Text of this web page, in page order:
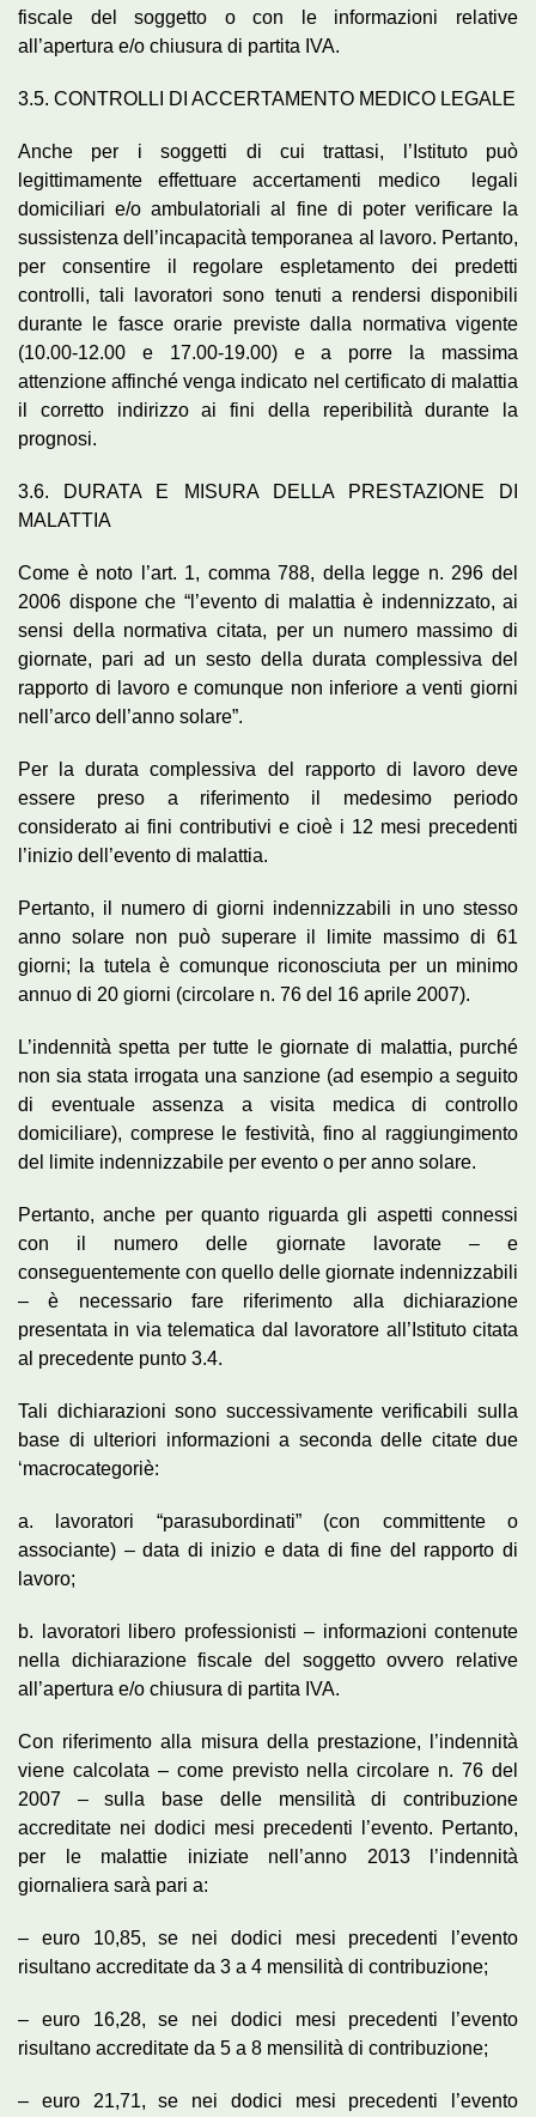
fiscale del soggetto o con le informazioni relative
all’apertura e/o chiusura di partita IVA.
3.5. CONTROLLI DI ACCERTAMENTO MEDICO LEGALE
Anche per i soggetti di cui trattasi, l’Istituto può
legittimamente effettuare accertamenti medico legali
domiciliari e/o ambulatoriali al fine di poter verificare la
sussistenza dell’incapacità temporanea al lavoro. Pertanto,
per consentire il regolare espletamento dei predetti
controlli, tali lavoratori sono tenuti a rendersi disponibili
durante le fasce orarie previste dalla normativa vigente
(10.00-12.00 e 17.00-19.00) e a porre la massima
attenzione affinché venga indicato nel certificato di malattia
il corretto indirizzo ai fini della reperibilità durante la
prognosi.
3.6. DURATA E MISURA DELLA PRESTAZIONE DI
MALATTIA
Come è noto l’art. 1, comma 788, della legge n. 296 del
2006 dispone che “l’evento di malattia è indennizzato, ai
sensi della normativa citata, per un numero massimo di
giornate, pari ad un sesto della durata complessiva del
rapporto di lavoro e comunque non inferiore a venti giorni
nell’arco dell’anno solare”.
Per la durata complessiva del rapporto di lavoro deve
essere preso a riferimento il medesimo periodo
considerato ai fini contributivi e cioè i 12 mesi precedenti
l’inizio dell’evento di malattia.
Pertanto, il numero di giorni indennizzabili in uno stesso
anno solare non può superare il limite massimo di 61
giorni; la tutela è comunque riconosciuta per un minimo
annuo di 20 giorni (circolare n. 76 del 16 aprile 2007).
L’indennità spetta per tutte le giornate di malattia, purché
non sia stata irrogata una sanzione (ad esempio a seguito
di eventuale assenza a visita medica di controllo
domiciliare), comprese le festività, fino al raggiungimento
del limite indennizzabile per evento o per anno solare.
Pertanto, anche per quanto riguarda gli aspetti connessi
con il numero delle giornate lavorate – e
conseguentemente con quello delle giornate indennizzabili
– è necessario fare riferimento alla dichiarazione
presentata in via telematica dal lavoratore all’Istituto citata
al precedente punto 3.4.
Tali dichiarazioni sono successivamente verificabili sulla
base di ulteriori informazioni a seconda delle citate due
‘macrocategoriè:
a. lavoratori “parasubordinati” (con committente o
associante) – data di inizio e data di fine del rapporto di
lavoro;
b. lavoratori libero professionisti – informazioni contenute
nella dichiarazione fiscale del soggetto ovvero relative
all’apertura e/o chiusura di partita IVA.
Con riferimento alla misura della prestazione, l’indennità
viene calcolata – come previsto nella circolare n. 76 del
2007 – sulla base delle mensilità di contribuzione
accreditate nei dodici mesi precedenti l’evento. Pertanto,
per le malattie iniziate nell’anno 2013 l’indennità
giornaliera sarà pari a:
– euro 10,85, se nei dodici mesi precedenti l’evento
risultano accreditate da 3 a 4 mensilità di contribuzione;
– euro 16,28, se nei dodici mesi precedenti l’evento
risultano accreditate da 5 a 8 mensilità di contribuzione;
– euro 21,71, se nei dodici mesi precedenti l’evento